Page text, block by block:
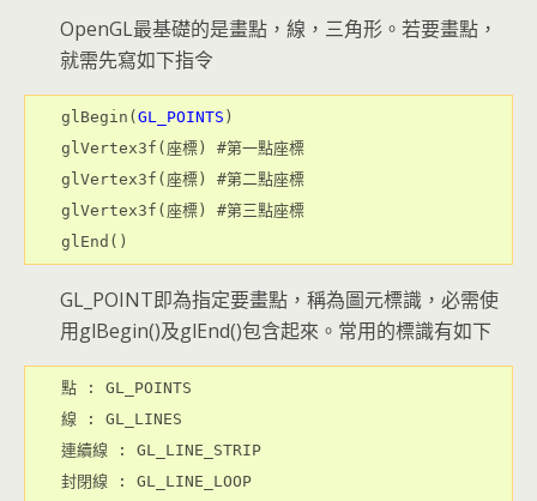
OpenGL最基礎的是畫點，線，三角形。若要畫點，
就需先寫如下指令
glBegin( GL_POINTS )
glVertex3f(座標) #第一點座標
glVertex3f(座標) #第二點座標
glVertex3f(座標) #第三點座標
glEnd()
GL_POINT即為指定要畫點，稱為圖元標識，必需使
用glBegin()及glEnd()包含起來。常用的標識有如下
點 : GL_POINTS
線 : GL_LINES
連續線 : GL_LINE_STRIP
封閉線 : GL_LINE_LOOP